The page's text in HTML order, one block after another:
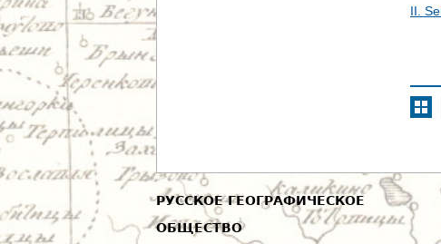
II.
РУССКОЕ ГЕОГРАФИЧЕСКОЕ
ОБЩЕСТВО